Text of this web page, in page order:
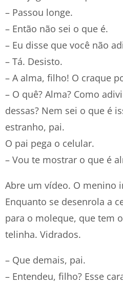
– Passou longe.
– Então não sei o que é.
– Eu disse que você não
– Tá. Desisto.
– A alma, filho! O craque
– O quê? Alma? Como
dessas? Nem sei o que é
estranho, pai.
O pai pega o celular.
– Vou te mostrar o que é
Abre um vídeo. O menino
Enquanto se desenrola a
para o moleque, que tem
telinha. Vidrados.
– Que demais, pai.
– Entendeu, filho? Esse